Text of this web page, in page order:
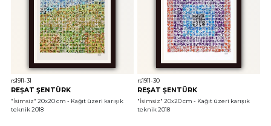
rs1911-31
REŞAT ŞENTÜRK
"İsimsiz" 20x20 cm - Kağıt üzeri karışık
teknik 2018
rs1911-30
REŞAT ŞENTÜRK
"İsimsiz" 20x20 cm - Kağıt üzeri karışık
teknik 2018